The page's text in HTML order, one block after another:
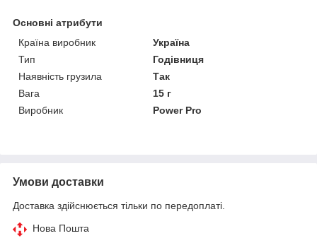
Основні атрибути
Країна виробник
Україна
Тип
Годівниця
Наявність грузила
Так
Вага
15 г
Виробник
Power Pro
Умови доставки
Доставка здійснюється тільки по передоплаті.
Нова Пошта